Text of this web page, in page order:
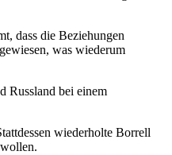
dass die Beziehungen
was wiederum
Russland bei einem
wiederholte Borrell